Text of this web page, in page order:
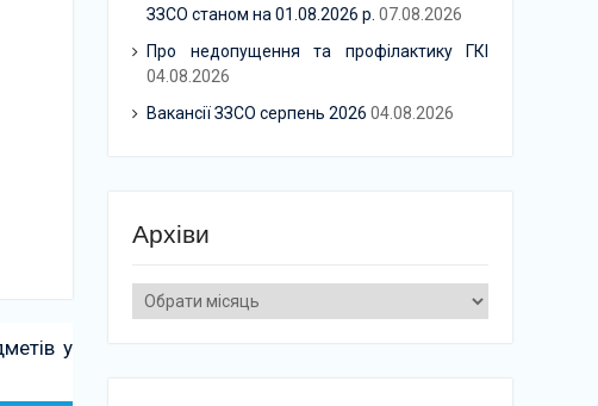
у
ЗЗСО станом на 01.08.2026 р. 07.08.2026
Про недопущення та профілактику ГКІ
04.08.2026
Вакансії ЗЗСО серпень 2026 04.08.2026
Архіви
Архіви